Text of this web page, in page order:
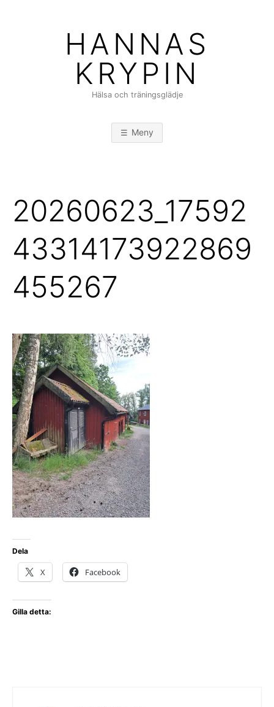
HANNAS
KRYPIN
Hälsa och träningsglädje
Meny
20260623_17592
43314173922869
455267
Dela
X Facebook
Gilla detta: